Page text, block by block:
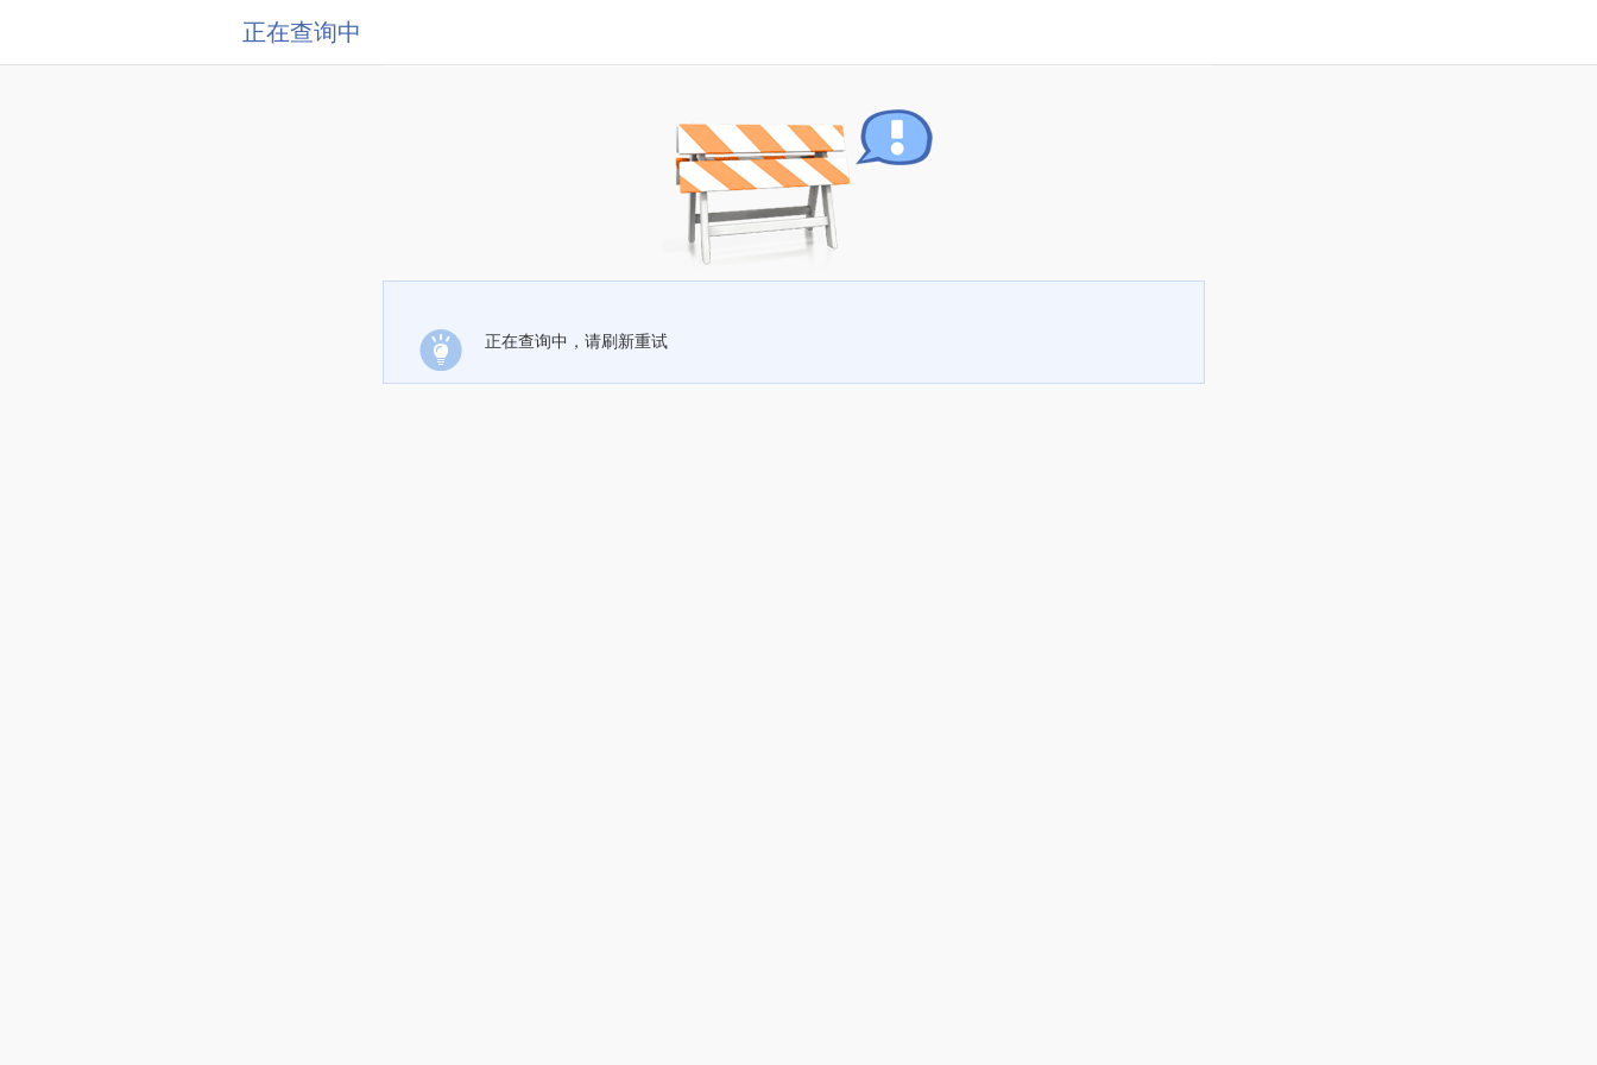
正在查询中
正在查询中，请刷新重试